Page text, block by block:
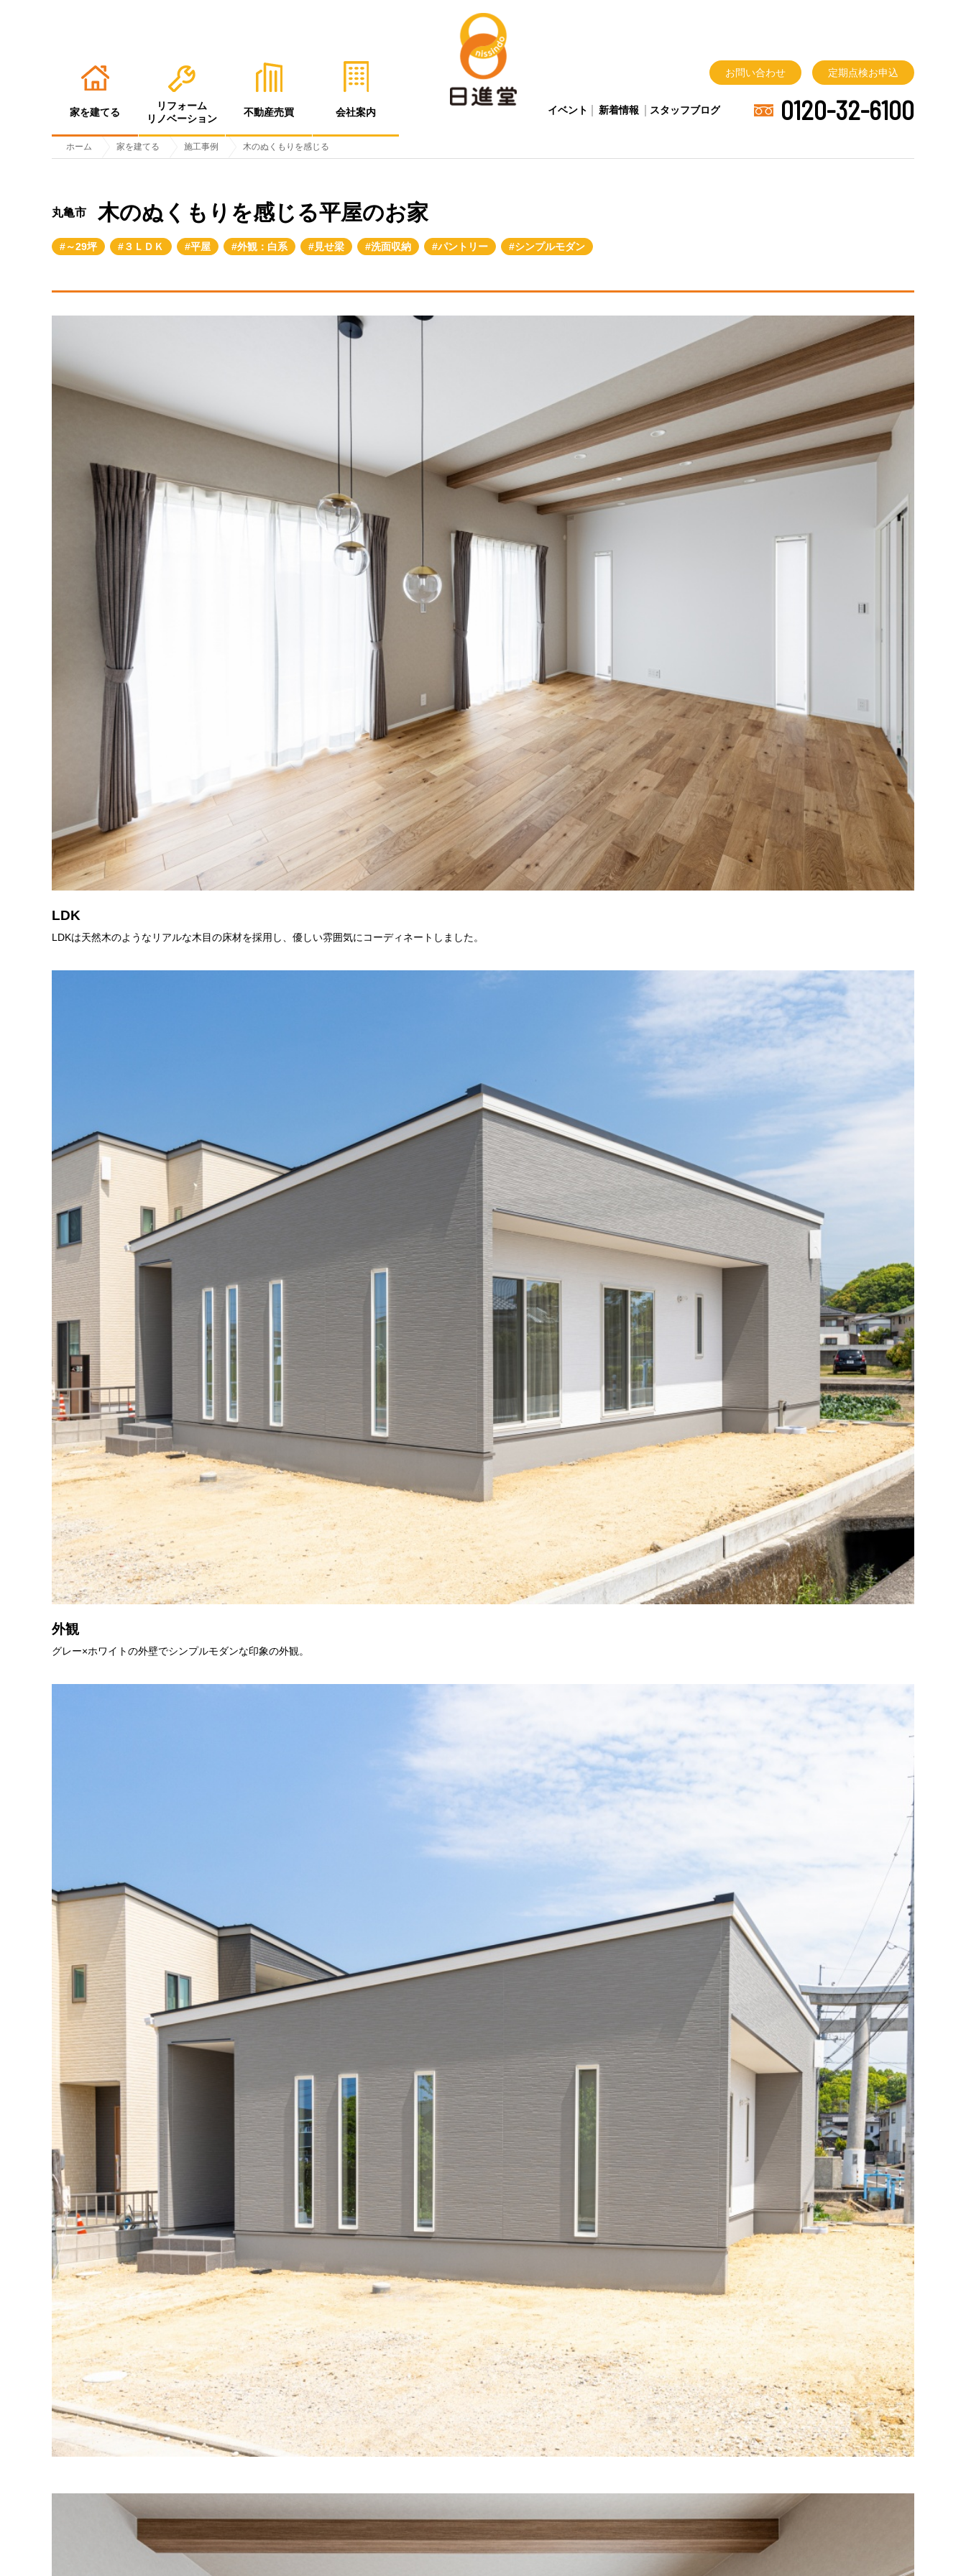
イベント 新着情報 スタッフブログ 0120-32-6100
お問い合わせ 定期点検お申込
家を建てる
リフォーム
リノベーション
不動産売買 会社案内
ホーム 家を建てる 施工事例 木のぬくもりを感じる
丸亀市 木のぬくもりを感じる平屋のお家
～29坪 ３ＬＤＫ 平屋 外観：白系 見せ梁 洗面収納 パントリー シンプルモダン
LDK
LDKは天然木のようなリアルな木目の床材を採用し、優しい雰囲気にコーディネートしました。
外観
グレー×ホワイトの外壁でシンプルモダンな印象の外観。